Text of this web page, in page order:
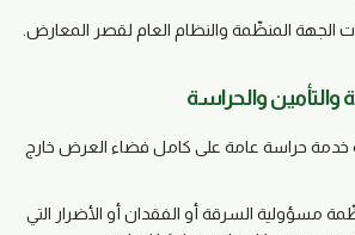
الجهة المنظّمة والنظام العام لقصر المعارض.
خدمة حراسة عامة على كامل فضاء العرض خارج
مسؤولية السرقة أو الفقدان أو الأضرار التي